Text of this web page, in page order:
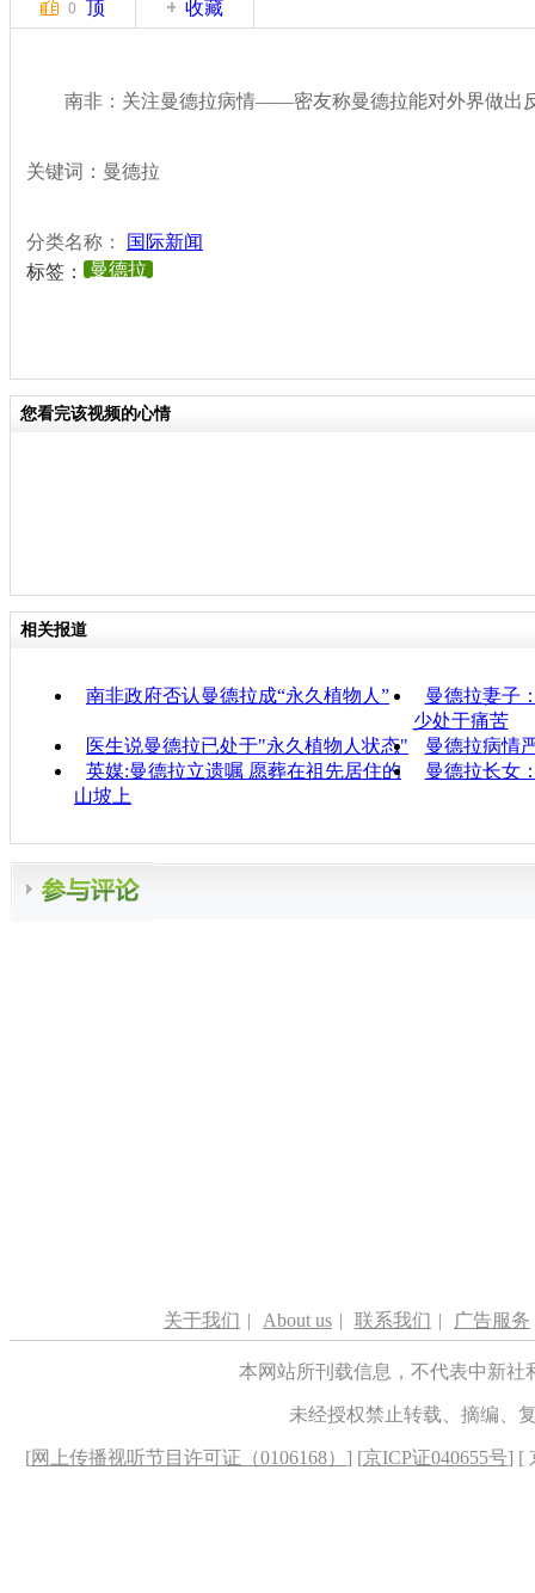
0 顶 收藏
南非：关注曼德拉病情——密友称曼德拉能对外界做出
关键词：曼德拉
分类名称：
国际新闻
标签：
曼德拉
您看完该视频的心情
相关报道
南非政府否认曼德拉成“永久植物人”
曼德拉妻子
少处于痛苦
医生说曼德拉已处于"永久植物人状态"
曼德拉病情
英媒:曼德拉立遗嘱 愿葬在祖先居住的
山坡上
曼德拉长女
关于我们 | About us | 联系我们 | 广告服务
本网站所刊载信息，不代表中新
未经授权禁止转载、摘编、
[网上传播视听节目许可证（0106168） ] [京ICP证040655号] [